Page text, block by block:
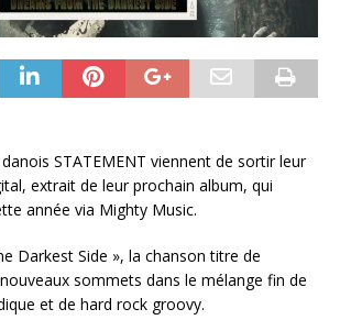
STATEMENT viennent de sortir leur
extrait de leur prochain album, qui
année via Mighty Music.
Darkest Side », la chanson titre de
sommets dans le mélange fin de
et de hard rock groovy.